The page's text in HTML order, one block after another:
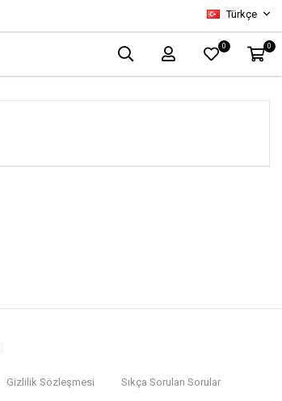
Türkçe
0 0
Gizlilik Sözleşmesi Sıkça Sorulan Sorular